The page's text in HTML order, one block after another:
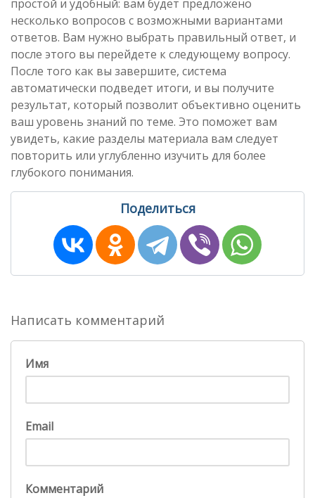
простой и удобный: вам будет предложено
несколько вопросов с возможными вариантами
ответов. Вам нужно выбрать правильный ответ, и
после этого вы перейдете к следующему вопросу.
После того как вы завершите, система
автоматически подведет итоги, и вы получите
результат, который позволит объективно оценить
ваш уровень знаний по теме. Это поможет вам
увидеть, какие разделы материала вам следует
повторить или углубленно изучить для более
глубокого понимания.
Поделиться
Написать комментарий
Имя
Email
Комментарий